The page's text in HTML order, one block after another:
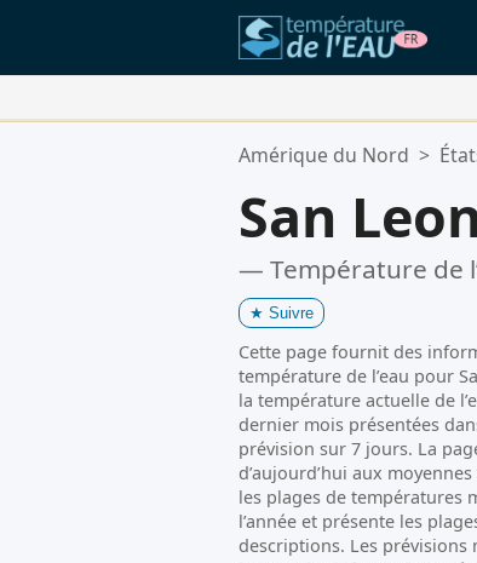
Vos Lieux Favoris:
Amérique du Nord >
San Leon
— Température de
★ Suivre
Cette page fournit des
température de l’eau pour
la température actuelle de
dernier mois présentées
prévision sur 7 jours. La
d’aujourd’hui aux
les plages de températures
l’année et présente les
descriptions. Les